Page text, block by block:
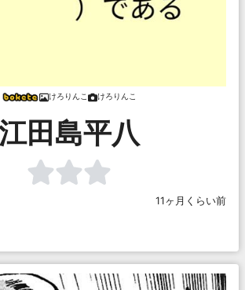
けろりんこ けろりんこ
田島平八
11ヶ月くらい前